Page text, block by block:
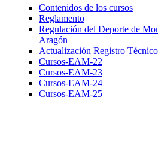
Contenidos de los cursos
Reglamento
Regulación del Deporte de
Aragón
Actualización Registro
Cursos-EAM-22
Cursos-EAM-23
Cursos-EAM-24
Cursos-EAM-25